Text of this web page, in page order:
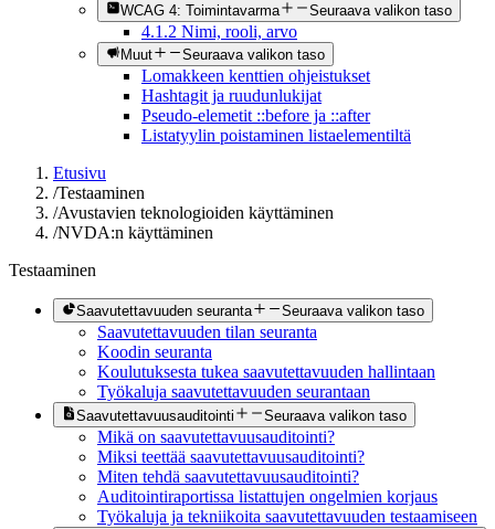
WCAG 4: Toimintavarma Seuraava valikon taso
4.1.2 Nimi, rooli, arvo
Muut Seuraava valikon taso
Lomakkeen kenttien ohjeistukset
Hashtagit ja ruudunlukijat
Pseudo-elemetit ::before ja ::after
Listatyylin poistaminen listaelementiltä
Etusivu
/Testaaminen
/Avustavien teknologioiden käyttäminen
/NVDA:n käyttäminen
Testaaminen
Saavutettavuuden seuranta Seuraava valikon taso
Saavutettavuuden tilan seuranta
Koodin seuranta
Koulutuksesta tukea saavutettavuuden hallintaan
Työkaluja saavutettavuuden seurantaan
Saavutettavuusauditointi Seuraava valikon taso
Mikä on saavutettavuusauditointi?
Miksi teettää saavutettavuusauditointi?
Miten tehdä saavutettavuusauditointi?
Auditointiraportissa listattujen ongelmien korjaus
Työkaluja ja tekniikoita saavutettavuuden testaamiseen